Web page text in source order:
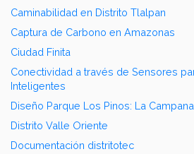
Caminabilidad en Distrito Tlalpan
Captura de Carbono en Amazonas
Ciudad Finita
Conectividad a través de Sensores
Inteligentes
Diseño Parque Los Pinos: La Campana
Distrito Valle Oriente
Documentación distritotec